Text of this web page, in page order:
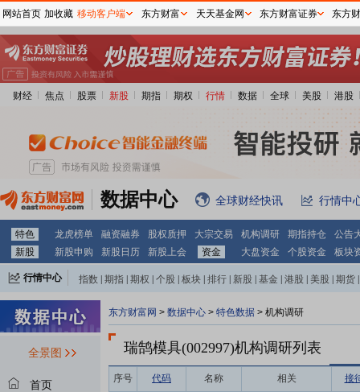
财经 焦点 股票 新股 期指 期权 行情 数据 全球 美股 港股
数据中心 全球财经快讯 行情中
特色 龙虎榜单 融资融券 股权质押 大宗交易 机构调研 期指持仓
公告
新股
新股申购 新股日历 新股上会 资金 大盘资金 个股资金 板块
行情中心 指数 期指 期权 个股 板块 排行 新股 基金 港股 美股 期货
全景图
首页
东方财富网 > 数据中心 > 特色数据 > 机构调研
瑞鹄模具(002997)机构调研列表
序号 代码 名称 相关 接
网站首页 加收藏 移动客户端 东方财富 天天基金网 东方财富证券 东方